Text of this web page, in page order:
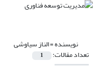
نویسنده =الناز سیاوشی
تعداد مقالات: 1